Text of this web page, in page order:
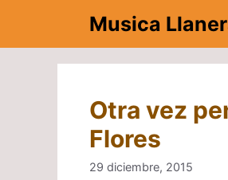
contenido
Musica
Otra vez
Flores
29 diciembre, 2015